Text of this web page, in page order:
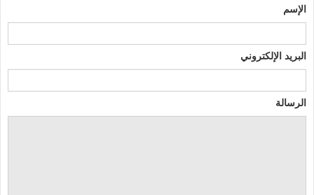
الإسم
البريد الإلكتروني
الرسالة